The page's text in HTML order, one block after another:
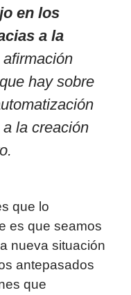
en los
a la
hay sobre
la creación
que lo
es que seamos
nueva situación
antepasados
que